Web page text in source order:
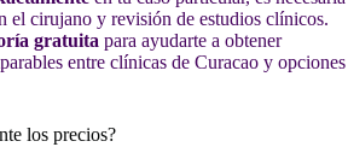
el cirujano y revisión de estudios clínicos.
gratuita para ayudarte a obtener
entre clínicas de Curacao y opciones
los precios?